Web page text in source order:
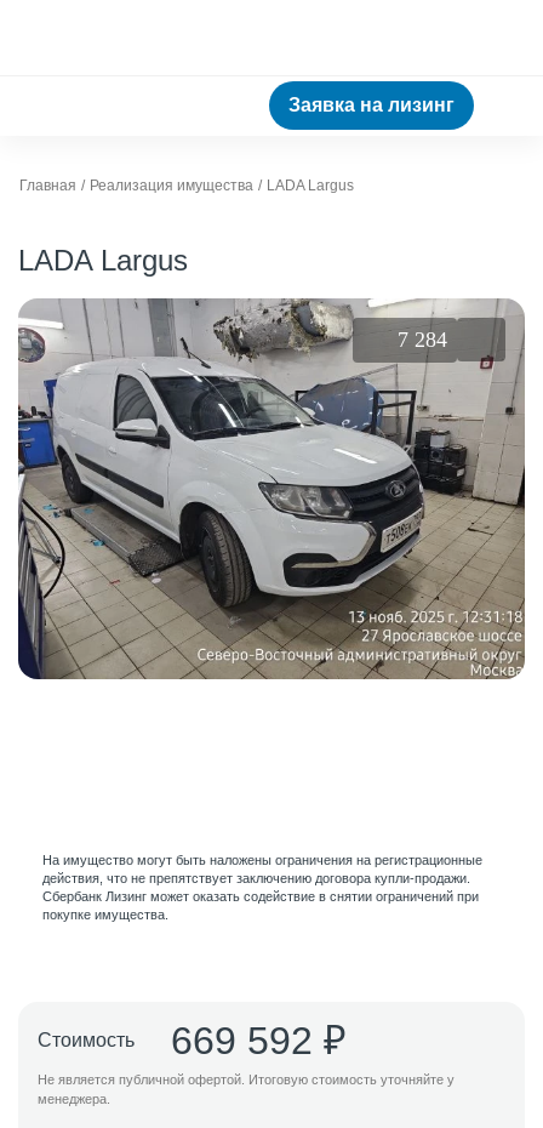
Заявка на лизинг
Главная Реализация имущества LADA Largus
LADA Largus
7 284
На имущество могут быть наложены ограничения на регистрационные
действия, что не препятствует заключению договора купли-продажи.
Сбербанк Лизинг может оказать содействие в снятии ограничений при
покупке имущества.
Стоимость 669 592 ₽
Не является публичной офертой. Итоговую стоимость уточняйте у
менеджера.